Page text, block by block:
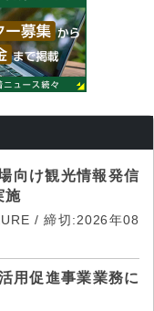
向け観光情報発信
施
/ 締切:2026年08
用促進事業業務に